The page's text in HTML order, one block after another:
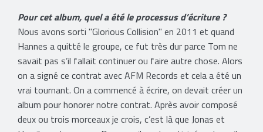
Pour cet album, quel a été le processus d’écriture ?
Nous avons sorti "Glorious Collision" en 2011 et quand
Hannes a quitté le groupe, ce fut très dur parce Tom ne
savait pas s’il fallait continuer ou faire autre chose. Alors
on a signé ce contrat avec AFM Records et cela a été un
vrai tournant. On a commencé à écrire, on devait créer un
album pour honorer notre contrat. Après avoir composé
deux ou trois morceaux je crois, c’est là que Jonas et